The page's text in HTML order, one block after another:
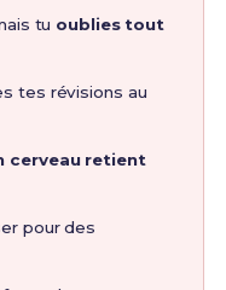
tu oublies tout
tes révisions au
cerveau retient
pour des